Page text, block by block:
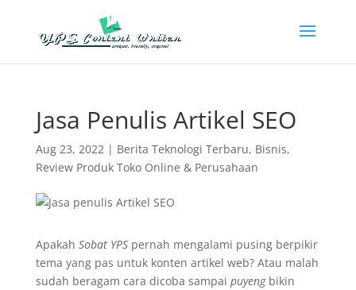
Jasa Penulis Artikel SEO
Aug 23, 2022| Berita Teknologi Terbaru, Bisnis,
Review Produk Toko Online & Perusahaan
Apakah Sobat YPS pernah mengalami pusing berpikir
tema yang pas untuk konten artikel web? Atau malah
sudah beragam cara dicoba sampai puyeng bikin